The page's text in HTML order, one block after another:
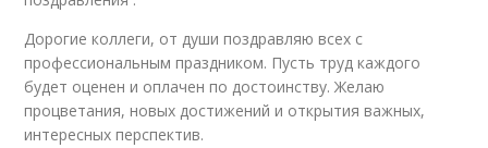
Дорогие коллеги, от души поздравляю всех с
профессиональным праздником. Пусть труд каждого
будет оценен и оплачен по достоинству. Желаю
процветания, новых достижений и открытия важных,
интересных перспектив.